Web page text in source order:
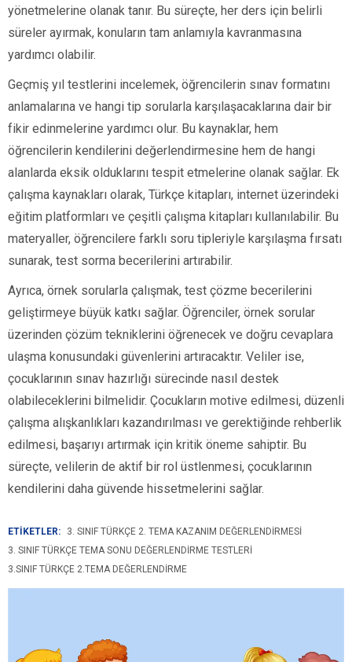
yönetmelerine olanak tanır. Bu süreçte, her ders için belirli
süreler ayırmak, konuların tam anlamıyla kavranmasına
yardımcı olabilir.
Geçmiş yıl testlerini incelemek, öğrencilerin sınav formatını
anlamalarına ve hangi tip sorularla karşılaşacaklarına dair bir
fikir edinmelerine yardımcı olur. Bu kaynaklar, hem
öğrencilerin kendilerini değerlendirmesine hem de hangi
alanlarda eksik olduklarını tespit etmelerine olanak sağlar. Ek
çalışma kaynakları olarak, Türkçe kitapları, internet üzerindeki
eğitim platformları ve çeşitli çalışma kitapları kullanılabilir. Bu
materyaller, öğrencilere farklı soru tipleriyle karşılaşma fırsatı
sunarak, test sorma becerilerini artırabilir.
Ayrıca, örnek sorularla çalışmak, test çözme becerilerini
geliştirmeye büyük katkı sağlar. Öğrenciler, örnek sorular
üzerinden çözüm tekniklerini öğrenecek ve doğru cevaplara
ulaşma konusundaki güvenlerini artıracaktır. Veliler ise,
çocuklarının sınav hazırlığı sürecinde nasıl destek
olabileceklerini bilmelidir. Çocukların motive edilmesi, düzenli
çalışma alışkanlıkları kazandırılması ve gerektiğinde rehberlik
edilmesi, başarıyı artırmak için kritik öneme sahiptir. Bu
süreçte, velilerin de aktif bir rol üstlenmesi, çocuklarının
kendilerini daha güvende hissetmelerini sağlar.
ETİKETLER:
3. SINIF TÜRKÇE 2. TEMA KAZANIM DEĞERLENDIRMESI
3. SINIF TÜRKÇE TEMA SONU DEĞERLENDIRME TESTLERI
3.SINIF TÜRKÇE 2.TEMA DEĞERLENDIRME